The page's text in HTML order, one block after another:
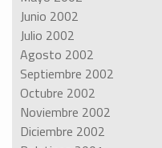
Junio 2002
Julio 2002
Agosto 2002
Septiembre 2002
Octubre 2002
Noviembre 2002
Diciembre 2002